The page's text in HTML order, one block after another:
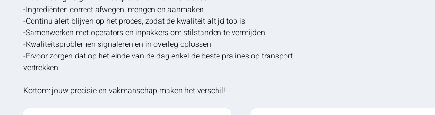
-Ingrediënten correct afwegen, mengen en aanmaken
-Continu alert blijven op het proces, zodat de kwaliteit altijd top is
-Samenwerken met operators en inpakkers om stilstanden te vermijden
-Kwaliteitsproblemen signaleren en in overleg oplossen
-Ervoor zorgen dat op het einde van de dag enkel de beste pralines op transport
vertrekken
Kortom: jouw precisie en vakmanschap maken het verschil!